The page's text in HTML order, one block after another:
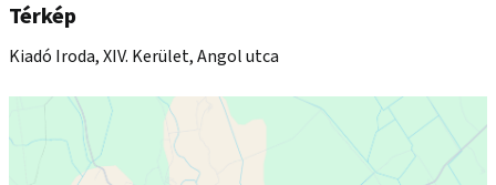
Térkép
Kiadó Iroda, XIV. Kerület, Angol utca